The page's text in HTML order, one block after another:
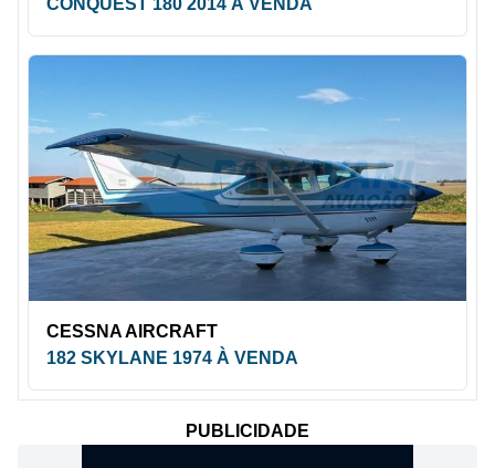
CESSNA AIRCRAFT
182 SKYLANE 1974 À VENDA
PUBLICIDADE